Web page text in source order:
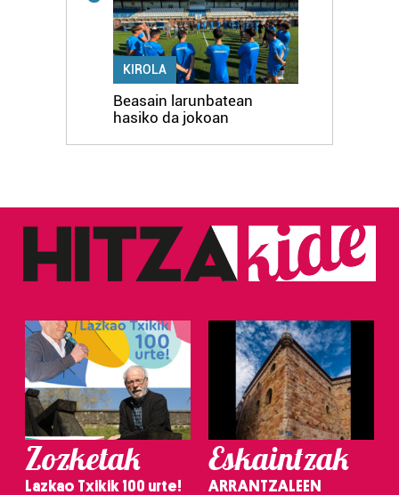
KIROLA
Beasain larunbatean
hasiko da jokoan
Zozketak
Lazkao Txikik 100 urte!
Eskaintzak
ARRANTZALEEN